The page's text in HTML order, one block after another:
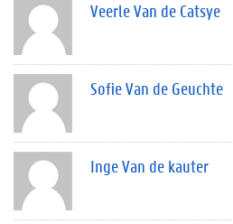
Veerle Van de Catsye
Sofie Van de Geuchte
Inge Van de kauter